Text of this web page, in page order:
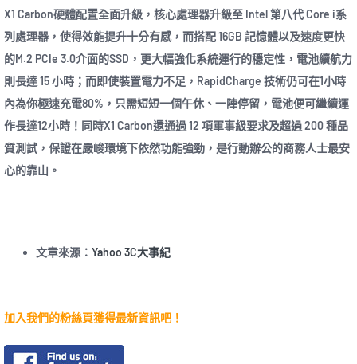
X1 Carbon硬體配置全面升級，核心處理器升級至 Intel 第八代 Core i系
列處理器，使得效能提升十分有感，而搭配 16GB 記憶體以及速度更快
的M.2 PCIe 3.0介面的SSD，更大幅強化系統運行的穩定性，電池續航力
則長達 15 小時；而即使裝置電力不足，RapidCharge 技術仍可在1小時
內為你極速充電80%，只需短短一個午休、一陣停留，電池便可繼續運
作長達12小時！同時X1 Carbon還通過 12 項軍事級要求及超過 200 種品
質測試，保證在嚴峻環境下依然功能強勁，是行動辦公的商務人士最安
心的靠山。
文章來源： Yahoo 3C大事紀
加入我們的粉絲頁獲得最新資訊吧！